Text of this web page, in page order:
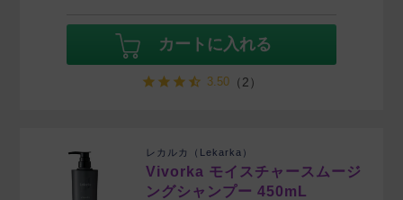
カートに入れる
3.50 （2）
レカルカ（Lekarka）
Vivorka モイスチャースムージ
ングシャンプー 450mL